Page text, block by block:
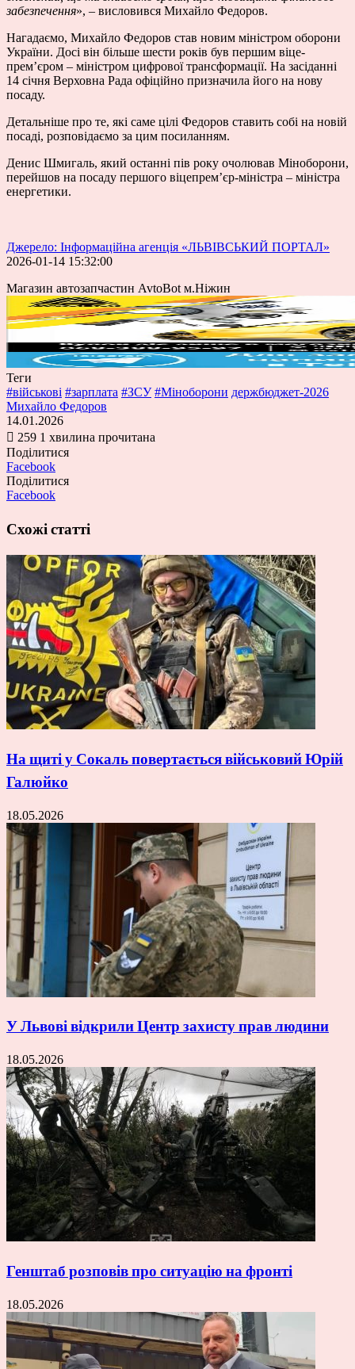
забезпечення», – висловився Михайло Федоров.
Нагадаємо, Михайло Федоров став новим міністром оборони
України. Досі він більше шести років був першим віце-
прем’єром – міністром цифрової трансформації. На засіданні
14 січня Верховна Рада офіційно призначила його на нову
посаду.
Детальніше про те, які саме цілі Федоров ставить собі на новій
посаді, розповідаємо за цим посиланням.
Денис Шмигаль, який останні пів року очолював Міноборони,
перейшов на посаду першого віцепрем’єр-міністра – міністра
енергетики.
Джерело: Інформаційна агенція «ЛЬВІВСЬКИЙ ПОРТАЛ»
2026-01-14 15:32:00
Магазин автозапчастин AvtoBot м.Ніжин
Теги
#військові #зарплата #ЗСУ #Міноборони держбюджет-2026
Михайло Федоров
14.01.2026
259 1 хвилина прочитана
Поділитися
Facebook
Поділитися
Facebook
Схожі статті
На щиті у Сокаль повертається військовий Юрій
Галюйко
18.05.2026
У Львові відкрили Центр захисту прав людини
18.05.2026
Генштаб розповів про ситуацію на фронті
18.05.2026